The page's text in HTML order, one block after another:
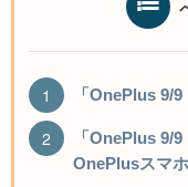
「OnePlus 9/
「OnePlus 9/
OnePlusスマ